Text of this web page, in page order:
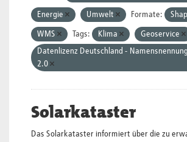
Energie Umwelt Formate:
WMS Tags: Klima Geoservice
Datenlizenz Deutschland -
2.0
Solarkataster
Das Solarkataster informiert über die zu